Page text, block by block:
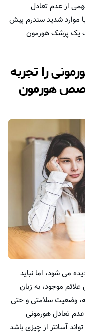
از عدم تعادل
موارد شدید سندرم پیش
یک پزشک هورمون
را تجربه
هورمون
می شود، اما نباید
موجود، به زبان
وضعیت سلامتی و حتی
تعادل هورمونی
آسانتر از چیزی باشد